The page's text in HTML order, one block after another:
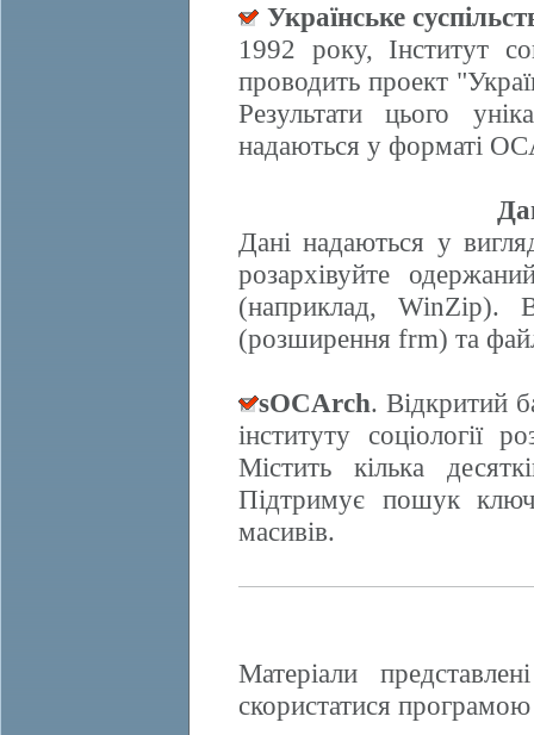
Українське
1992 року, Інститут
проводить проект
Результати цього
надаються у форматі
Дані надаються у
розархівуйте
(наприклад, WinZip).
(розширення frm) та
sOCArch. Відкритий
інституту соціології
Містить кілька
Підтримує пошук
масивів.
Матеріали
скористатися